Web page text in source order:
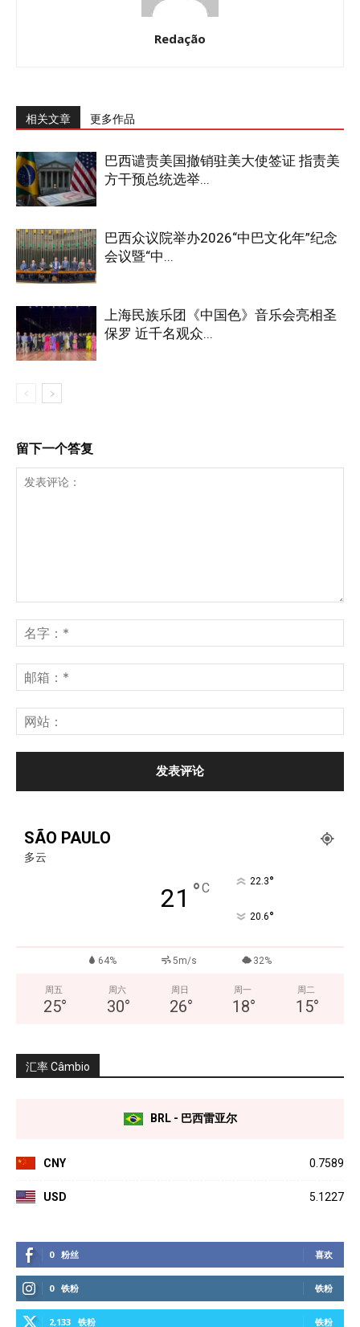
Redação
相关文章 更多作品
巴西谴责美国撤销驻美大使签证 指责美
方干预总统选举...
巴西众议院举办2026“中巴文化年”纪念
会议暨“中...
上海民族乐团《中国色》音乐会亮相圣
保罗 近千名观众...
留下一个答复
SÃO PAULO
多云
21 °C 22.3°
20.6°
64% 5m/s 32%
周五
25°
周六
30°
周日
26°
周一
18°
周二
15°
汇率 Câmbio
BRL - 巴西雷亚尔
CNY 0.7589
USD 5.1227
0 粉丝 喜欢
0 铁粉 铁粉
2,133 铁粉 铁粉